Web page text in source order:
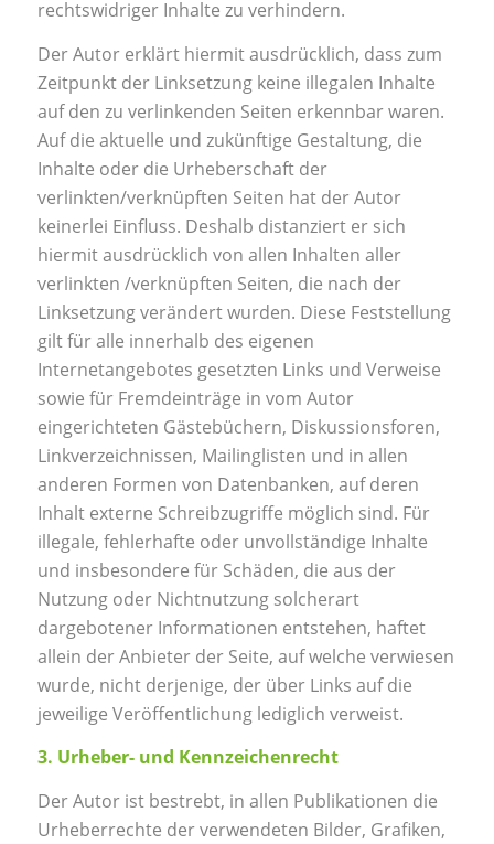
rechtswidriger Inhalte zu verhindern.
Der Autor erklärt hiermit ausdrücklich, dass zum
Zeitpunkt der Linksetzung keine illegalen Inhalte
auf den zu verlinkenden Seiten erkennbar waren.
Auf die aktuelle und zukünftige Gestaltung, die
Inhalte oder die Urheberschaft der
verlinkten/verknüpften Seiten hat der Autor
keinerlei Einfluss. Deshalb distanziert er sich
hiermit ausdrücklich von allen Inhalten aller
verlinkten /verknüpften Seiten, die nach der
Linksetzung verändert wurden. Diese Feststellung
gilt für alle innerhalb des eigenen
Internetangebotes gesetzten Links und Verweise
sowie für Fremdeinträge in vom Autor
eingerichteten Gästebüchern, Diskussionsforen,
Linkverzeichnissen, Mailinglisten und in allen
anderen Formen von Datenbanken, auf deren
Inhalt externe Schreibzugriffe möglich sind. Für
illegale, fehlerhafte oder unvollständige Inhalte
und insbesondere für Schäden, die aus der
Nutzung oder Nichtnutzung solcherart
dargebotener Informationen entstehen, haftet
allein der Anbieter der Seite, auf welche verwiesen
wurde, nicht derjenige, der über Links auf die
jeweilige Veröffentlichung lediglich verweist.
3. Urheber- und Kennzeichenrecht
Der Autor ist bestrebt, in allen Publikationen die
Urheberrechte der verwendeten Bilder, Grafiken,